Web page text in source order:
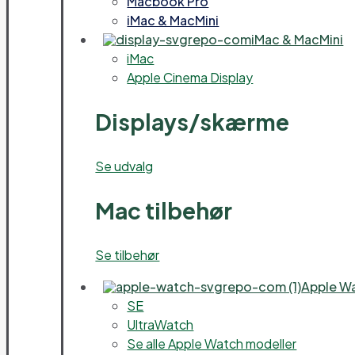
iMac & MacMini
iMac & MacMini
iMac
Apple Cinema Display
Displays/skærme
Se udvalg
Mac tilbehør
Se tilbehør
Apple
SE
UltraWatch
Se alle Apple Watch modeller